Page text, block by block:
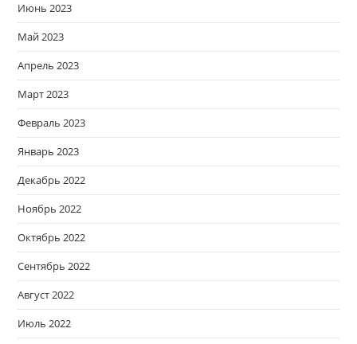
Июнь 2023
Май 2023
Апрель 2023
Март 2023
Февраль 2023
Январь 2023
Декабрь 2022
Ноябрь 2022
Октябрь 2022
Сентябрь 2022
Август 2022
Июль 2022